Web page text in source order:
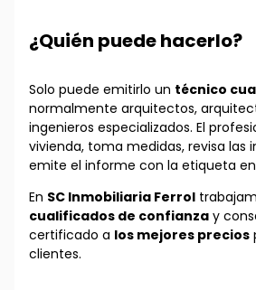
¿Quién puede hacerlo?
Solo puede emitirlo un técnico
normalmente arquitectos,
ingenieros especializados. El
vivienda, toma medidas, revisa las
emite el informe con la etiqueta
En SC Inmobiliaria Ferrol
cualificados de confianza y
certificado a los mejores precios
clientes.